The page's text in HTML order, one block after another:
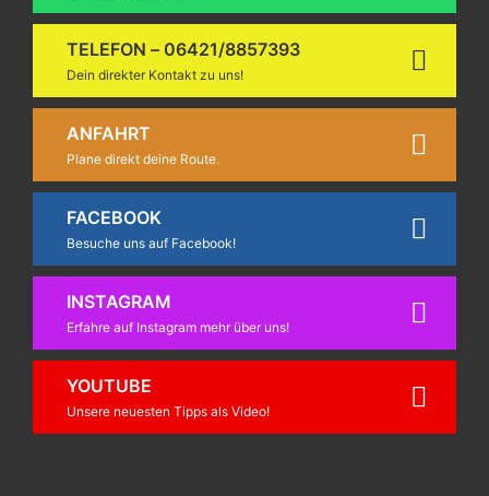
TELEFON – 06421/8857393
Dein direkter Kontakt zu uns!
ANFAHRT
Plane direkt deine Route.
FACEBOOK
Besuche uns auf Facebook!
INSTAGRAM
Erfahre auf Instagram mehr über uns!
YOUTUBE
Unsere neuesten Tipps als Video!